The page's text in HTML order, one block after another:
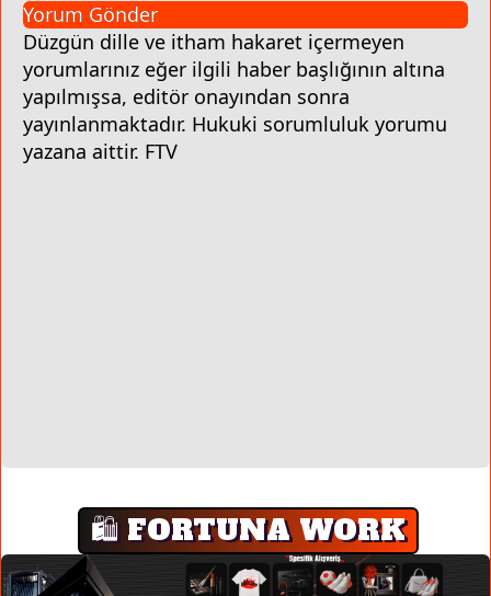
Yorum Gönder
Düzgün dille ve itham hakaret içermeyen
yorumlarınız eğer ilgili haber başlığının altına
yapılmışsa, editör onayından sonra
yayınlanmaktadır. Hukuki sorumluluk yorumu
yazana aittir. FTV
🛍️ FORTUNA WORK